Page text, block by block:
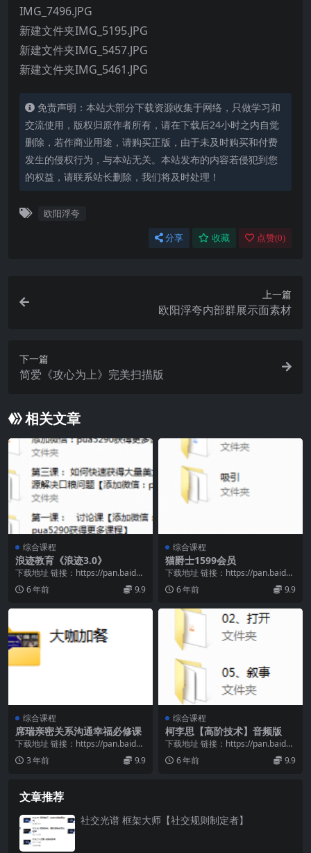
IMG_7496.JPG
新建文件夹IMG_5195.JPG
新建文件夹IMG_5457.JPG
新建文件夹IMG_5461.JPG
免责声明：本站大部分下载资源收集于网络，只做学习和
交流使用，版权归原作者所有，请在下载后24小时之内自觉
删除，若作商业用途，请购买正版，由于未及时购买和付费
发生的侵权行为，与本站无关。本站发布的内容若侵犯到您
的权益，请联系站长删除，我们将及时处理！
欧阳浮夸
分享 收藏 点赞(0)
上一篇
欧阳浮夸内部群展示面素材
下一篇
简爱《攻心为上》完美扫描版
相关文章
综合课程
浪迹教育《浪迹3.0》
下载地址 链接：https://pan.baidu.
com/s/18JuPIpf...
6 年前 9.9
综合课程
猫爵士1599会员
下载地址 链接：https://pan.baidu.
com/s/1y5WzYUO...
6 年前 9.9
综合课程
席瑞亲密关系沟通幸福必修课
下载地址 链接：https://pan.baidu.
com/s/1tjy6Vi9...
3 年前 9.9
综合课程
柯李思【高阶技术】音频版
下载地址 链接：https://pan.baidu.
com/s/1xiVyTVp...
6 年前 9.9
文章推荐
社交光谱 框架大师【社交规则制定者】